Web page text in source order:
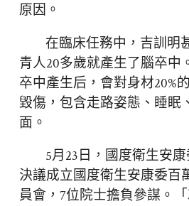
原因。
在臨床任務中，吉訓明
青人20多歲就產生了腦卒中
卒中產生后，會對身材20%
毀傷，包含走路姿態、睡眠
面。
5月23日，國度衛生安
決議成立國度衛生安康委百
員會，7位院士擔負參謀。